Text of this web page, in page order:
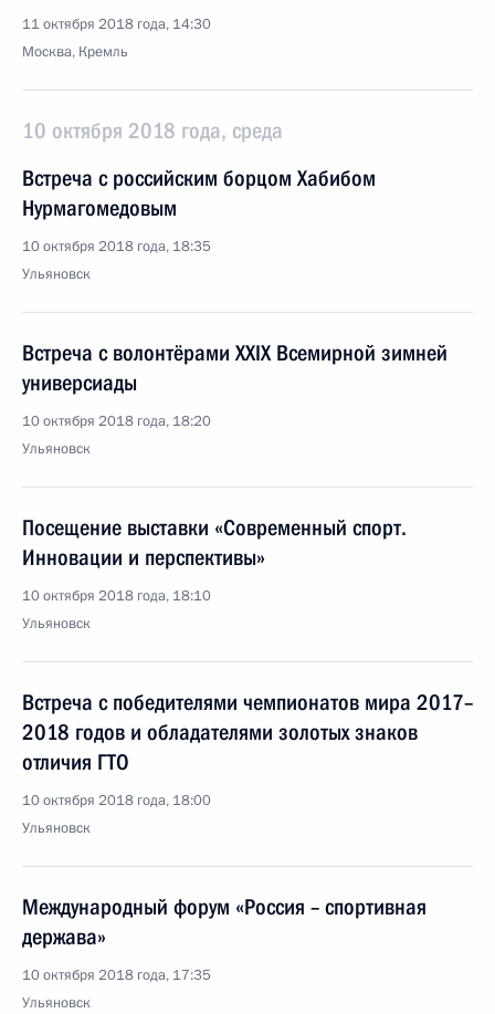
11 октября 2018 года, 14:30
Москва, Кремль
10 октября 2018 года, среда
Встреча с российским борцом Хабибом
Нурмагомедовым
10 октября 2018 года, 18:35
Ульяновск
Встреча с волонтёрами XXIX Всемирной зимней
универсиады
10 октября 2018 года, 18:20
Ульяновск
Посещение выставки «Современный спорт.
Инновации и перспективы»
10 октября 2018 года, 18:10
Ульяновск
Встреча с победителями чемпионатов мира 2017–
2018 годов и обладателями золотых знаков
отличия ГТО
10 октября 2018 года, 18:00
Ульяновск
Международный форум «Россия – спортивная
держава»
10 октября 2018 года, 17:35
Ульяновск